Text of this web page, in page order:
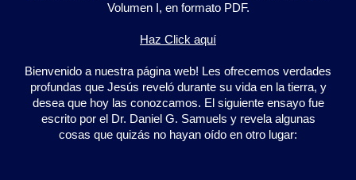
Volumen I, en formato PDF.
Haz Click aquí
Bienvenido a nuestra página web! Les ofrecemos verdades
profundas que Jesús reveló durante su vida en la tierra, y
desea que hoy las conozcamos. El siguiente ensayo fue
escrito por el Dr. Daniel G. Samuels y revela algunas
cosas que quizás no hayan oído en otro lugar: